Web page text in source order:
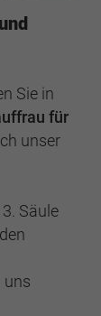
Sie in
für
unser
Säule
uns
Ihre
zu
wie der